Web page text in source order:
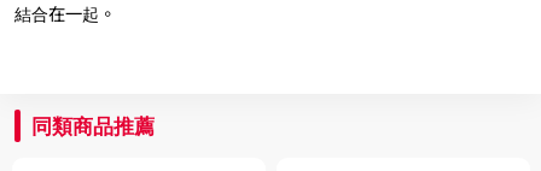
結合在一起。
同類商品推薦